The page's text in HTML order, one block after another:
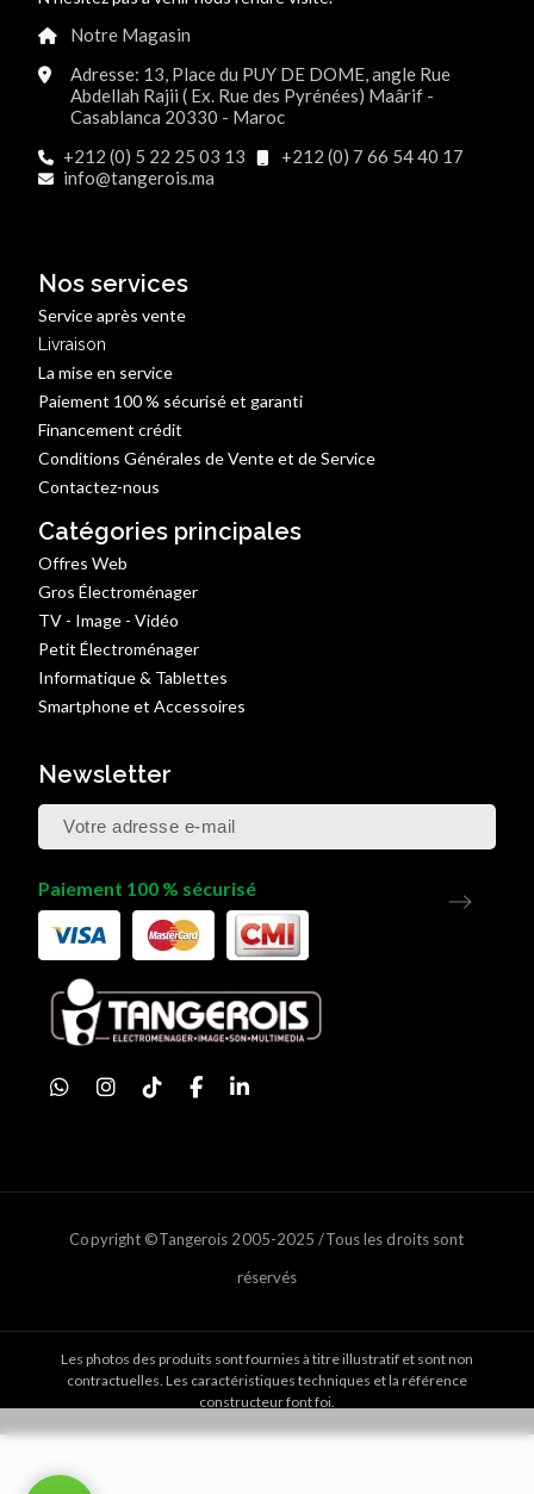
Notre Magasin
Adresse: 13, Place du PUY DE DOME, angle Rue
Abdellah Rajii ( Ex. Rue des Pyrénées) Maârif -
Casablanca 20330 - Maroc
+212 (0) 5 22 25 03 13
+212 (0) 7 66 54 40 17
info@tangerois.ma
Nos services
Service après vente
Livraison
La mise en service
Paiement 100 % sécurisé et garanti
Financement crédit
Conditions Générales de Vente et de Service
Contactez-nous
Catégories principales
Offres Web
Gros Électroménager
TV - Image - Vidéo
Petit Électroménager
Informatique & Tablettes
Smartphone et Accessoires
Newsletter
Paiement 100 % sécurisé
Copyright ©Tangerois 2005-2025 /Tous les droits sont
réservés
Les photos des produits sont fournies à titre illustratif et sont non
contractuelles. Les caractéristiques techniques et la référence
constructeur font foi.